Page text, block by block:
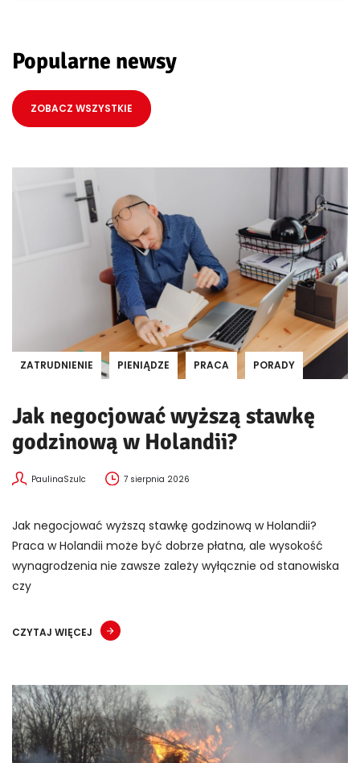
Popularne newsy
ZOBACZ WSZYSTKIE
ZATRUDNIENIE PIENIĄDZE PRACA PORADY
Jak negocjować wyższą stawkę
godzinową w Holandii?
PaulinaSzulc 7 sierpnia 2026
Jak negocjować wyższą stawkę godzinową w Holandii?
Praca w Holandii może być dobrze płatna, ale wysokość
wynagrodzenia nie zawsze zależy wyłącznie od stanowiska
czy
CZYTAJ WIĘCEJ